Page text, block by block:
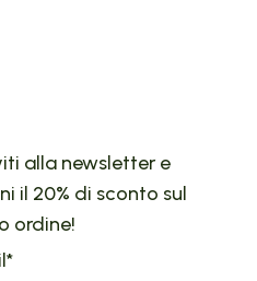
alla newsletter e
il 20% di sconto sul
ordine!